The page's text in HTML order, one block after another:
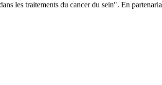
les traitements du cancer du sein​". En